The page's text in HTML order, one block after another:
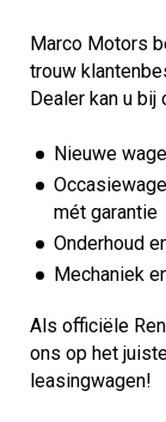
Marco Motors
trouw
Dealer kan u bij
Nieuwe
mét garantie
Onderhoud
Mechaniek
Als officiële
ons op het
leasingwagen!